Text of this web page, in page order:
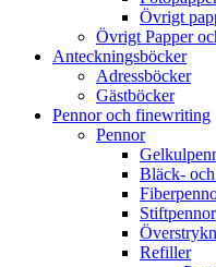
Övrigt
Övrigt Papper
Anteckningsböcker
Adressböcker
Gästböcker
Pennor och finewriting
Pennor
Bläck-
Stiftpennor
Refiller